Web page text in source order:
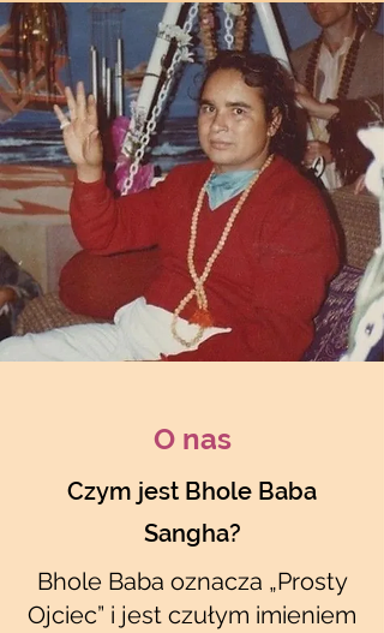
O nas
Czym jest Bhole Baba
Sangha?
Bhole Baba oznacza „Prosty
Ojciec” i jest czułym imieniem
Translate